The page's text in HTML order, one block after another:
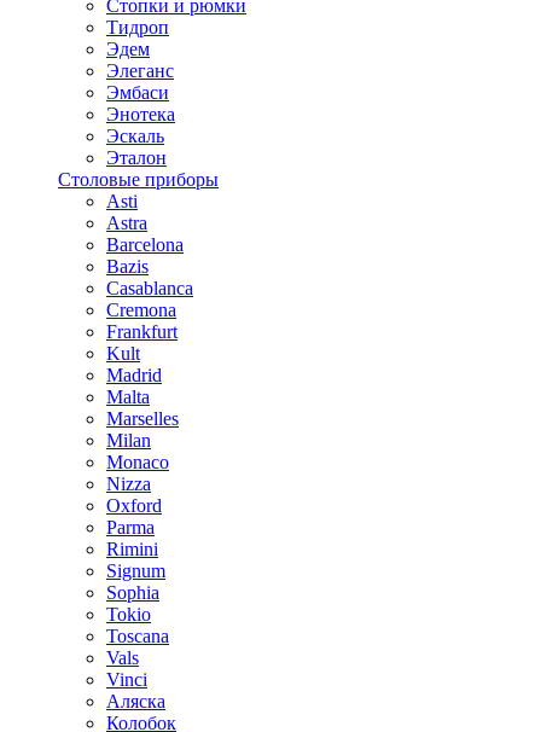
Стопки и рюмки
Тидроп
Эдем
Элеганс
Эмбаси
Энотека
Эскаль
Эталон
Столовые приборы
Asti
Astra
Barcelona
Bazis
Casablanca
Cremona
Frankfurt
Kult
Madrid
Malta
Marselles
Milan
Monaco
Nizza
Oxford
Parma
Rimini
Signum
Sophia
Tokio
Toscana
Vals
Vinci
Аляска
Колобок